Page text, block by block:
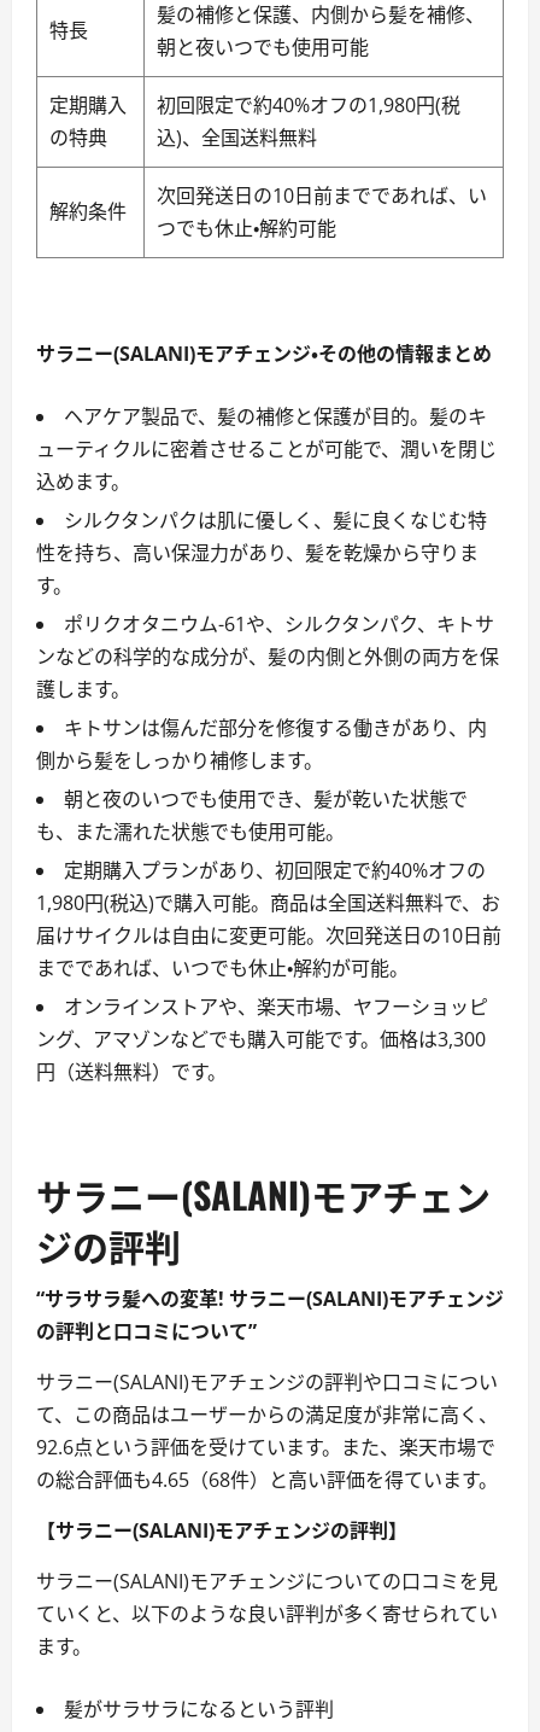
特長
髪の補修と保護、内側から髪を補修、
朝と夜いつでも使用可能
定期購入
の特典
初回限定で約40%オフの1,980円(税
込)、全国送料無料
解約条件
次回発送日の10日前までであれば、い
つでも休止・解約可能
サラニー(SALANI)モアチェンジ・その他の情報まとめ
ヘアケア製品で、髪の補修と保護が目的。髪のキ
ューティクルに密着させることが可能で、潤いを閉じ
込めます。
シルクタンパクは肌に優しく、髪に良くなじむ特
性を持ち、高い保湿力があり、髪を乾燥から守りま
す。
ポリクオタニウム-61や、シルクタンパク、キトサ
ンなどの科学的な成分が、髪の内側と外側の両方を保
護します。
キトサンは傷んだ部分を修復する働きがあり、内
側から髪をしっかり補修します。
朝と夜のいつでも使用でき、髪が乾いた状態で
も、また濡れた状態でも使用可能。
定期購入プランがあり、初回限定で約40%オフの
1,980円(税込)で購入可能。商品は全国送料無料で、お
届けサイクルは自由に変更可能。次回発送日の10日前
までであれば、いつでも休止・解約が可能。
オンラインストアや、楽天市場、ヤフーショッピ
ング、アマゾンなどでも購入可能です。価格は3,300
円（送料無料）です。
サラニー(SALANI)モアチェン
ジの評判
“サラサラ髪への変革! サラニー(SALANI)モアチェンジ
の評判と口コミについて”
サラニー(SALANI)モアチェンジの評判や口コミについ
て、この商品はユーザーからの満足度が非常に高く、
92.6点という評価を受けています。また、楽天市場で
の総合評価も4.65（68件）と高い評価を得ています。
【サラニー(SALANI)モアチェンジの評判】
サラニー(SALANI)モアチェンジについての口コミを見
ていくと、以下のような良い評判が多く寄せられてい
ます。
髪がサラサラになるという評判